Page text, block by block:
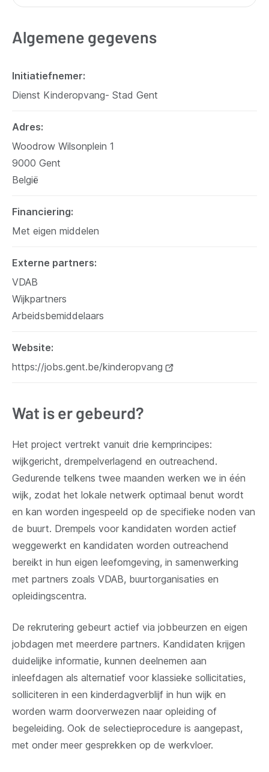
Algemene gegevens
Initiatiefnemer
Dienst Kinderopvang- Stad Gent
Adres
Woodrow Wilsonplein 1
9000 Gent
België
Financiering
Met eigen middelen
Externe partners
VDAB
Wijkpartners
Arbeidsbemiddelaars
Website
https://jobs.gent.be/kinderopvang
Wat is er gebeurd?
Het project vertrekt vanuit drie kernprincipes:
wijkgericht, drempelverlagend en outreachend.
Gedurende telkens twee maanden werken we in één
wijk, zodat het lokale netwerk optimaal benut wordt
en kan worden ingespeeld op de specifieke noden van
de buurt. Drempels voor kandidaten worden actief
weggewerkt en kandidaten worden outreachend
bereikt in hun eigen leefomgeving, in samenwerking
met partners zoals VDAB, buurtorganisaties en
opleidingscentra.
De rekrutering gebeurt actief via jobbeurzen en eigen
jobdagen met meerdere partners. Kandidaten krijgen
duidelijke informatie, kunnen deelnemen aan
inleefdagen als alternatief voor klassieke sollicitaties,
solliciteren in een kinderdagverblijf in hun wijk en
worden warm doorverwezen naar opleiding of
begeleiding. Ook de selectieprocedure is aangepast,
met onder meer gesprekken op de werkvloer.